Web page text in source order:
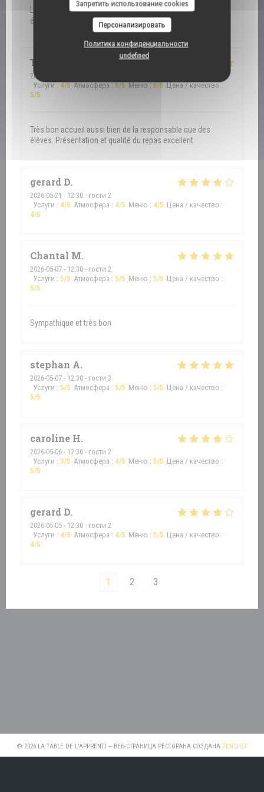
Запретить использование cookies
Персонализировать
Политика конфиденциальности
undefined
Le menu était conforme à ce qui était prévu, et les plats
étaient délicieux .
Touhtouh
2026-05-21
Услуги: 4/5 Атмосфера: 5/5 Меню: 5/5 Цена / качество:
5/5
Très bon accueil aussi bien de la responsable que des
élèves. Présentation et qualité du repas excellent
gerard D
2026-05-21 - 12:30 - гости 2
Услуги : 4/5 Атмосфера : 4/5 Меню : 4/5 Цена / качество :
4/5
Chantal M
2026-05-07 - 12:30 - гости 2
Услуги : 5/5 Атмосфера : 5/5 Меню : 5/5 Цена / качество :
5/5
Sympathique et très bon
stephan A
2026-05-07 - 12:30 - гости 3
Услуги : 5/5 Атмосфера : 5/5 Меню : 5/5 Цена / качество :
5/5
caroline H
2026-05-06 - 12:30 - гости 2
Услуги : 3/5 Атмосфера : 4/5 Меню : 5/5 Цена / качество :
5/5
gerard D
2026-05-05 - 12:30 - гости 2
Услуги : 4/5 Атмосфера : 4/5 Меню : 5/5 Цена / качество :
4/5
1 2 3
© 2026 LA TABLE DE L'APPRENTI — ВЕБ-СТРАНИЦА РЕСТОРАНА СОЗДАНА ZENCHEF